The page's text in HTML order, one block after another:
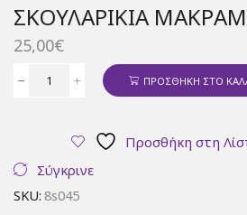
ΣΚΟΥΛΑΡΊΚΙΑ
25,00€
Σκουλαρίκια
ΠΡΟΣΘΉΚΗ ΣΤΟ
Προσθήκη στη
Σύγκρινε
SKU: 8s045